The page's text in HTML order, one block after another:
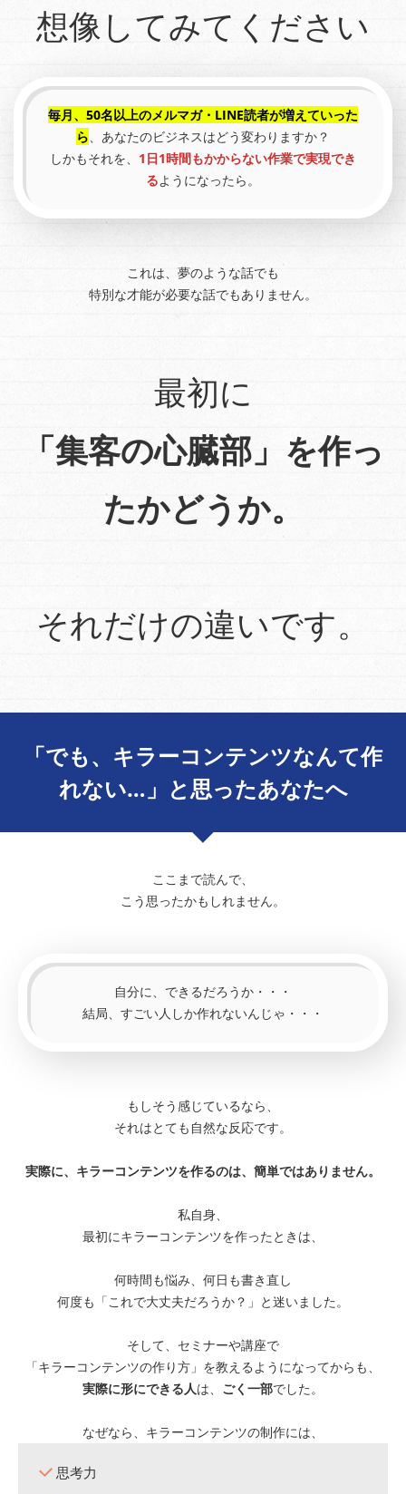
想像してみてください
毎月、50名以上のメルマガ・LINE読者が増えていった
ら、あなたのビジネスはどう変わりますか？
しかもそれを、 1日1時間もかからない作業で実現でき
るようになったら。
これは、夢のような話でも
特別な才能が必要な話でもありません。
最初に
「集客の心臓部」を作っ
たかどうか。
それだけの違いです。
「でも、キラーコンテンツなんて作
れない…」と思ったあなたへ
ここまで読んで、
こう思ったかもしれません。
自分に、できるだろうか・・・
結局、すごい人しか作れないんじゃ・・・
もしそう感じているなら、
それはとても自然な反応です。
実際に、キラーコンテンツを作るのは、簡単ではありません。
私自身、
最初にキラーコンテンツを作ったときは、
何時間も悩み、何日も書き直し
何度も「これで大丈夫だろうか？」と迷いました。
そして、セミナーや講座で
「キラーコンテンツの作り方」を教えるようになってからも、
実際に形にできる人は、 ごく一部でした。
なぜなら、キラーコンテンツの制作には、
思考力